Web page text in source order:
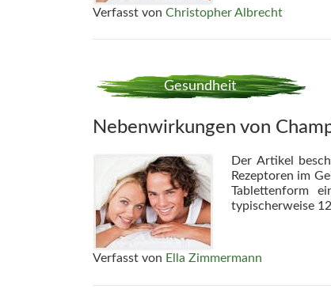
Verfasst von Christopher Albrecht
Gesundheit
Nebenwirkungen von
Der Artikel
Rezeptoren im
Tablettenform
typischerweise
Verfasst von Ella Zimmermann